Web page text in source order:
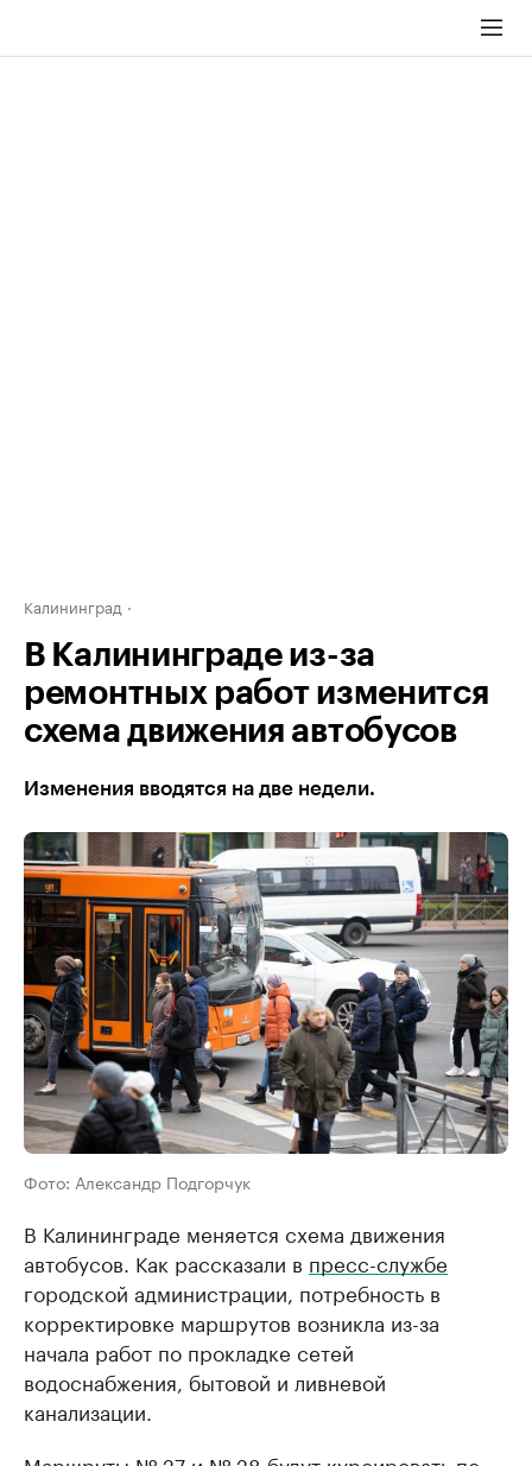
Калининград
В Калининграде из-за
ремонтных работ изменится
схема движения автобусов
Изменения вводятся на две недели.
Фото: Александр Подгорчук
В Калининграде меняется схема движения
автобусов. Как рассказали в пресс-службе
городской администрации, потребность в
корректировке маршрутов возникла из-за
начала работ по прокладке сетей
водоснабжения, бытовой и ливневой
канализации.